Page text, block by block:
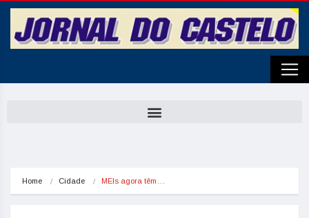
Home Cidade MEIs agora têm…